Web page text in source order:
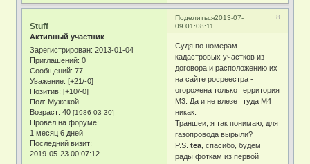
Поделиться 8
2013-07-
09 01:08:11
Stuff
Активный участник
Зарегистрирован: 2013-01-04
Приглашений: 0
Сообщений: 77
Уважение: [+21/-0]
Позитив: [+10/-0]
Пол: Мужской
Возраст: 40[1986-03-30]
Провел на форуме:
1 месяц 6 дней
Последний визит:
2019-05-23 00:07:12
Судя по номерам
кадастровых участков из
договора и расположению их
на сайте росреестра -
огорожена только территория
М3. Да и не влезет туда М4
никак.
Траншеи, я так понимаю, для
газопровода вырыли?
P.S.tea , спасибо, будем
рады фоткам из первой